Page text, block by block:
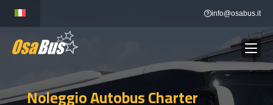
content
info@osabus.it
NOLEGGIO AUTOBUS Show dropdown
Noleggio Autobus Charter